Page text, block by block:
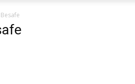
Besafe